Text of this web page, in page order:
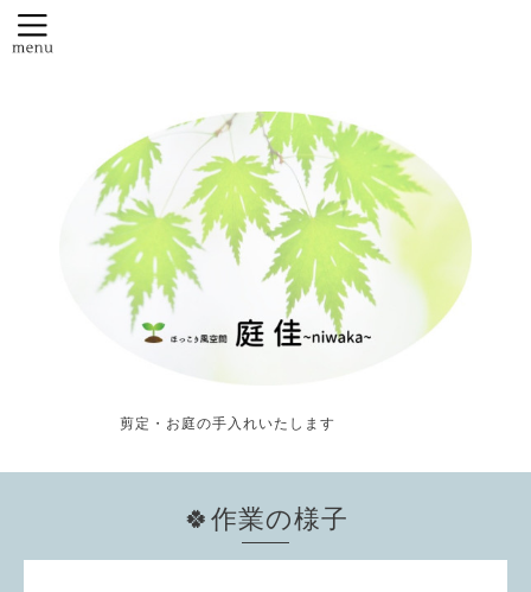
剪定・お庭の手入れいたします
🍀作業の様子